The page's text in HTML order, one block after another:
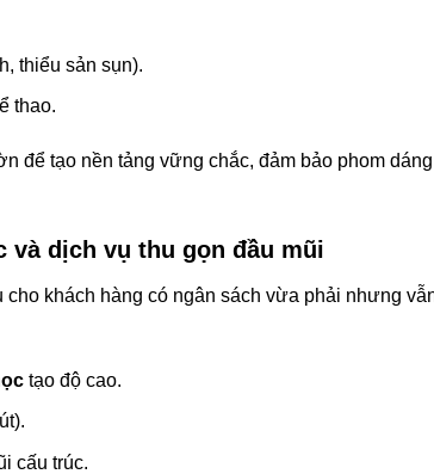
thiểu sản sụn).
thao.
để tạo nền tảng vững chắc, đảm bảo phom
và dịch vụ thu gọn đầu mũi
khách hàng có ngân sách vừa phải nhưng
tạo độ cao.
cấu trúc.